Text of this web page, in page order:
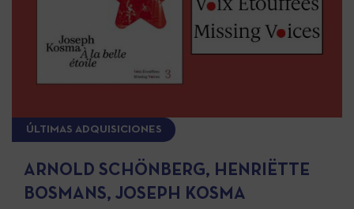
ÚLTIMAS ADQUISICIONES
ARNOLD SCHÖNBERG, HENRIËTTE
BOSMANS, JOSEPH KOSMA